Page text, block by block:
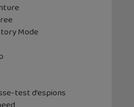
Mode
test d’espions